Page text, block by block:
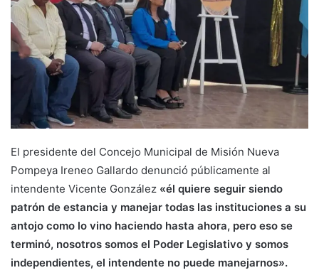
El presidente del Concejo Municipal de Misión Nueva
Pompeya Ireneo Gallardo denunció públicamente al
intendente Vicente González «él quiere seguir siendo
patrón de estancia y manejar todas las instituciones a su
antojo como lo vino haciendo hasta ahora, pero eso se
terminó, nosotros somos el Poder Legislativo y somos
independientes, el intendente no puede manejarnos».